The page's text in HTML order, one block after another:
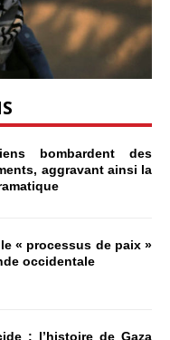
bombardent des
aggravant ainsi la
« processus de paix »
occidentale
: l’histoire de Gaza